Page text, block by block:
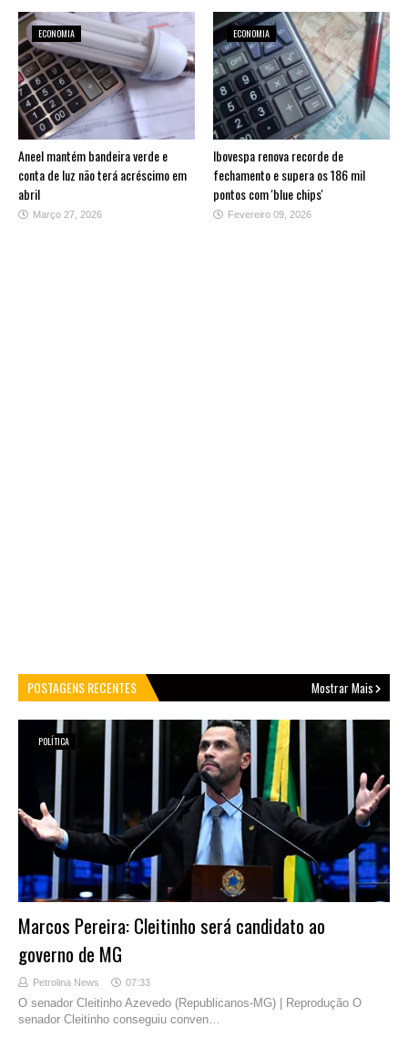
ECONOMIA
Aneel mantém bandeira verde e
conta de luz não terá acréscimo em
abril
Março 27, 2026
ECONOMIA
Ibovespa renova recorde de
fechamento e supera os 186 mil
pontos com 'blue chips'
Fevereiro 09, 2026
POSTAGENS RECENTES Mostrar Mais
POLÍTICA
Marcos Pereira: Cleitinho será candidato ao
governo de MG
Petrolina News 07:33
O senador Cleitinho Azevedo (Republicanos-MG) | Reprodução O
senador Cleitinho conseguiu conven…